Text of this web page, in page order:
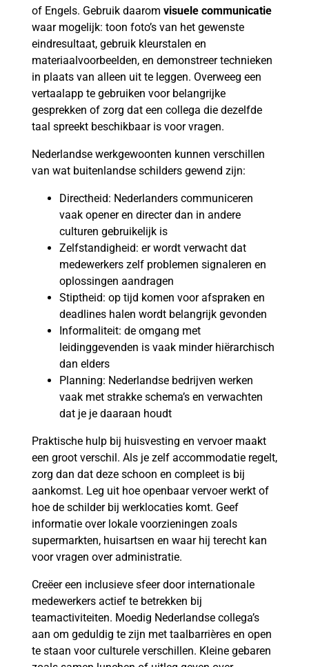
of Engels. Gebruik daarom visuele communicatie
waar mogelijk: toon foto’s van het gewenste
eindresultaat, gebruik kleurstalen en
materiaalvoorbeelden, en demonstreer technieken
in plaats van alleen uit te leggen. Overweeg een
vertaalapp te gebruiken voor belangrijke
gesprekken of zorg dat een collega die dezelfde
taal spreekt beschikbaar is voor vragen.
Nederlandse werkgewoonten kunnen verschillen
van wat buitenlandse schilders gewend zijn:
Directheid: Nederlanders communiceren
vaak opener en directer dan in andere
culturen gebruikelijk is
Zelfstandigheid: er wordt verwacht dat
medewerkers zelf problemen signaleren en
oplossingen aandragen
Stiptheid: op tijd komen voor afspraken en
deadlines halen wordt belangrijk gevonden
Informaliteit: de omgang met
leidinggevenden is vaak minder hiërarchisch
dan elders
Planning: Nederlandse bedrijven werken
vaak met strakke schema’s en verwachten
dat je je daaraan houdt
Praktische hulp bij huisvesting en vervoer maakt
een groot verschil. Als je zelf accommodatie regelt,
zorg dan dat deze schoon en compleet is bij
aankomst. Leg uit hoe openbaar vervoer werkt of
hoe de schilder bij werklocaties komt. Geef
informatie over lokale voorzieningen zoals
supermarkten, huisartsen en waar hij terecht kan
voor vragen over administratie.
Creëer een inclusieve sfeer door internationale
medewerkers actief te betrekken bij
teamactiviteiten. Moedig Nederlandse collega’s
aan om geduldig te zijn met taalbarrières en open
te staan voor culturele verschillen. Kleine gebaren